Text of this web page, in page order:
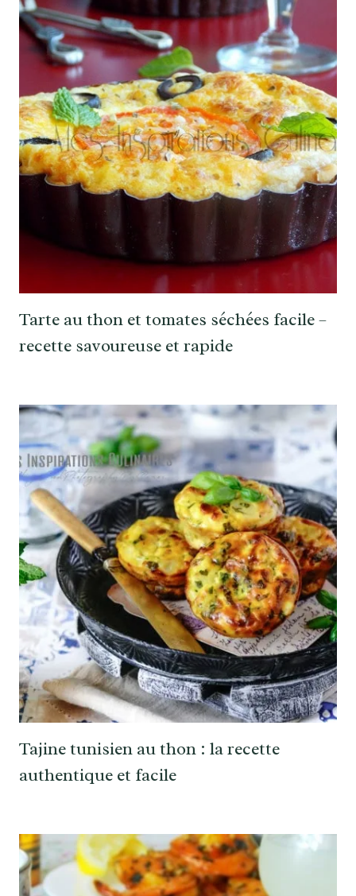
Tarte au thon et tomates séchées facile –
recette savoureuse et rapide
Tajine tunisien au thon : la recette
authentique et facile